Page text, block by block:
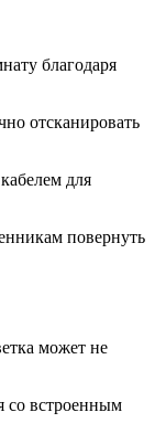
благодаря
отсканировать
для
повернуть
может не
со встроенным